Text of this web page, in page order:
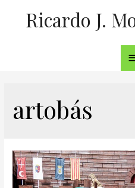
Ricardo J.
artobás